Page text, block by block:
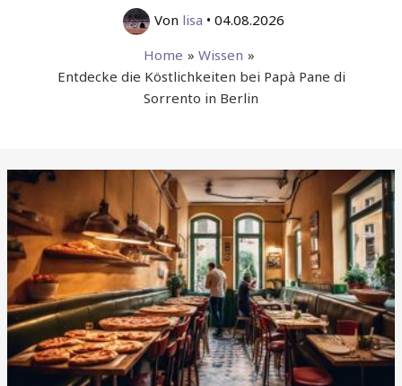
Von lisa • 04.08.2026
Home
Wissen
Entdecke die Köstlichkeiten bei Papà Pane di
Sorrento in Berlin